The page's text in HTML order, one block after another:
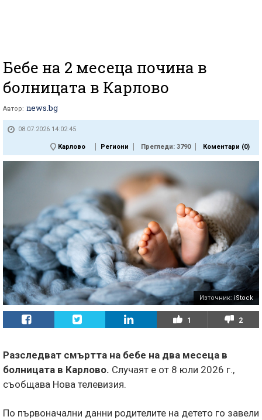
Бебе на 2 месеца почина в
болницата в Карлово
Автор: news.bg
08.07.2026 14:02:45
Карлово Региони Прегледи: 3790 Коментари (0)
Източник: iStock
1 2
Разследват смъртта на бебе на два месеца в
болницата в Карлово. Случаят е от 8 юли 2026 г.,
съобщава Нова телевизия.
По първоначални данни родителите на детето го завели